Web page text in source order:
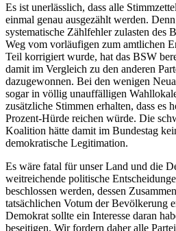
Es ist unerlässlich, dass alle
einmal genau ausgezählt werden.
systematische Zählfehler zulasten des
Weg vom vorläufigen zum amtlichen
Teil korrigiert wurde, hat das BSW
damit im Vergleich zu den anderen
dazugewonnen. Bei den wenigen
sogar in völlig unauffälligen
zusätzliche Stimmen erhalten, dass es
Prozent-Hürde reichen würde. Die
Koalition hätte damit im Bundestag
demokratische Legitimation.
Es wäre fatal für unser Land und die
weitreichende politische
beschlossen werden, dessen
tatsächlichen Votum der Bevölkerung
Demokrat sollte ein Interesse daran
beseitigen. Wir fordern daher alle